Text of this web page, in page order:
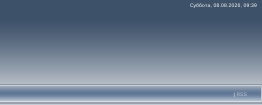
Суббота, 08.08.2026, 09:39
| RSS